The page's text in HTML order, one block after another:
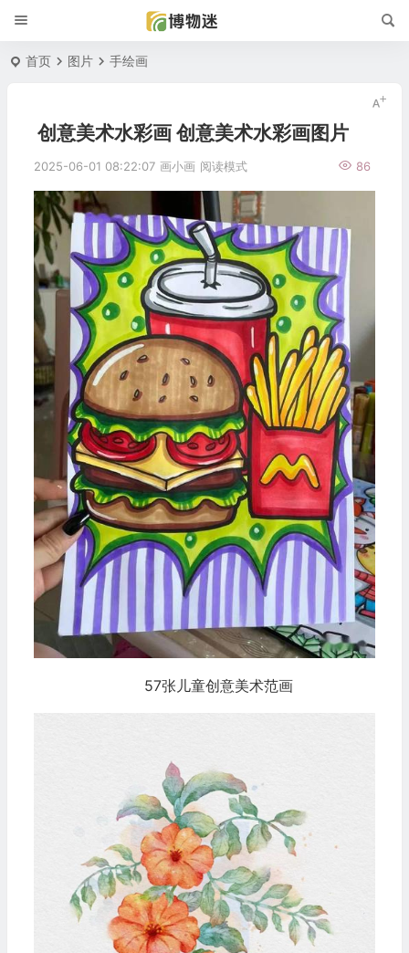
首页 图片 手绘画
创意美术水彩画 创意美术水彩画图片
2025-06-01 08:22:07 画小画 86
阅读模式
57张儿童创意美术范画